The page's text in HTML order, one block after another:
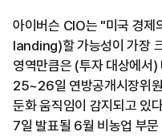
아이버슨 CIO는 "미국 경
landing)할 가능성이 가장
영역만큼은 (투자 대상에서
25~26일 연방공개시장위
둔화 움직임이 감지되고 있
7일 발표될 6월 비농업 부